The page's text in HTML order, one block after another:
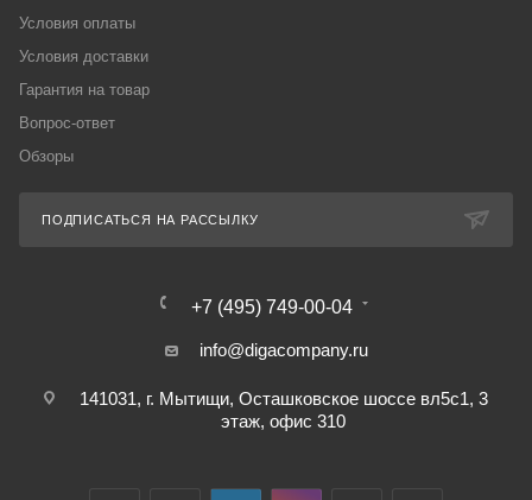
Условия оплаты
Условия доставки
Гарантия на товар
Вопрос-ответ
Обзоры
ПОДПИСАТЬСЯ НА РАССЫЛКУ
+7 (495) 749-00-04
info@digacompany.ru
141031, г. Мытищи, Осташковское шоссе вл5с1, 3
этаж, офис 310